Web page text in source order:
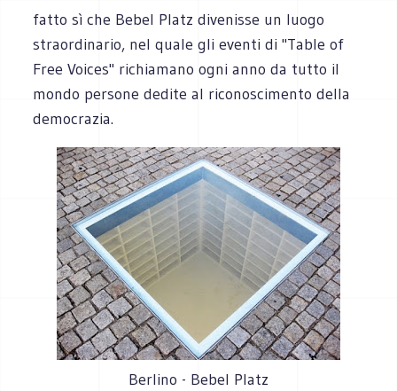
fatto sì che Bebel Platz divenisse un luogo
straordinario, nel quale gli eventi di "Table of
Free Voices" richiamano ogni anno da tutto il
mondo persone dedite al riconoscimento della
democrazia.
Berlino - Bebel Platz